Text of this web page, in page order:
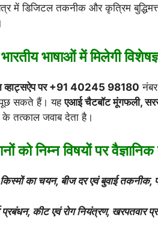
में डिजिटल तकनीक और कृत्रिम
भाषाओं में मिलेगी
व्हाट्सऐप पर +91 40245 98180
पूछ सकते हैं। यहएआई चैटबॉट मूंगफली,
के तत्काल जवाब देता है।
को निम्न विषयों पर
का चयन, बीज दर एवं बुवाई तकनीक,
प्रबंधन, कीट एवं रोग नियंत्रण, खरपतवार